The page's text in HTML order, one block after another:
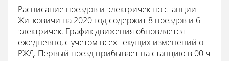
Расписание поездов и электричек по станции
Житковичи на 2020 год содержит 8 поездов и 6
электричек. График движения обновляется
ежедневно, с учетом всех текущих изменений от
РЖД. Первый поезд прибывает на станцию в 00 ч